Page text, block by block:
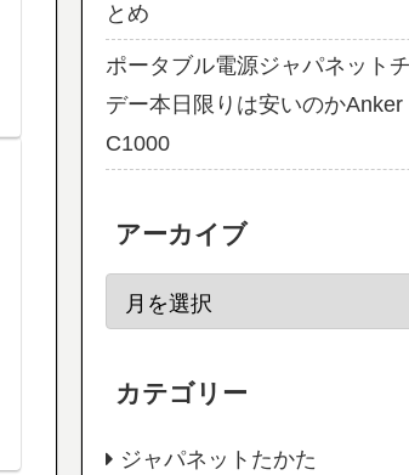
とめ
ポータブル電源ジャパネット
デー本日限りは安いのかAnker
C1000
アーカイブ
カテゴリー
ジャパネットたかた